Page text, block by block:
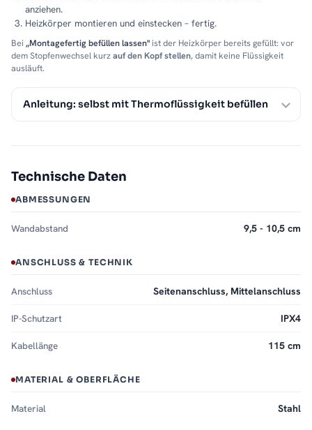
anziehen.
Heizkörper montieren und einstecken – fertig.
Bei „Montagefertig befüllen lassen"ist der Heizkörper bereits gefüllt: vor
dem Stopfenwechsel kurzauf den Kopf stellen, damit keine Flüssigkeit
ausläuft.
Anleitung: selbst mit Thermoflüssigkeit befüllen
Technische Daten
ABMESSUNGEN
Wandabstand 9,5 - 10,5 cm
ANSCHLUSS & TECHNIK
Anschluss Seitenanschluss, Mittelanschluss
IP-Schutzart IPX4
Kabellänge 115 cm
MATERIAL & OBERFLÄCHE
Material Stahl